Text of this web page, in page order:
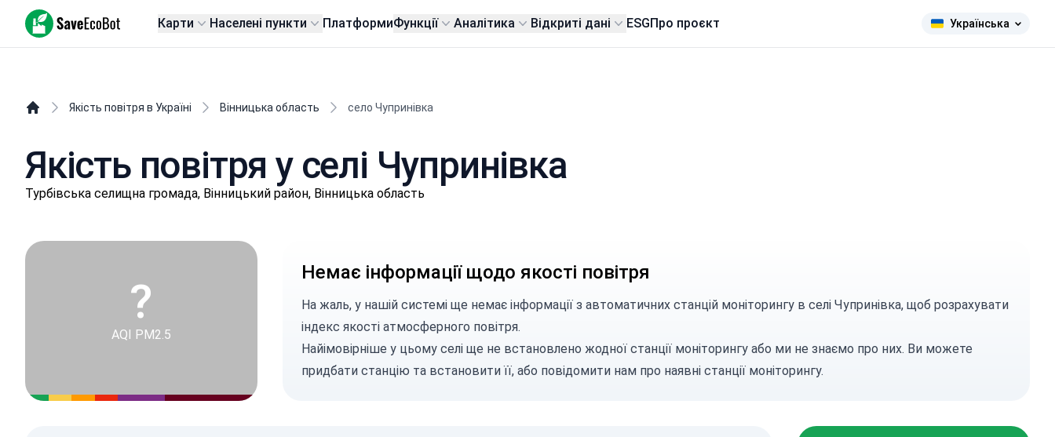
SaveEcoBot Карти Населені пункти ПлатформиФункції Аналітика Відкриті дані ESGПро проєкт Українська
Якість повітря в Україні Вінницька область село Чупринівка
Якість повітря у селі Чупринівка
Туpбівськa селищнa громада, Вінницький район, Вінницька область
?
AQI PM2.5
Немає інформації щодо якості повітря
На жаль, у нашій системі ще немає інформації з автоматичних станцій моніторингу в селі Чупринівка, щоб розрахувати
індекс якості атмосферного повітря.
Найімовірніше у цьому селі ще не встановлено жодної станції моніторингу або ми не знаємо про них. Ви можете
придбати станцію та встановити її, або повідомити нампро наявні станції моніторингу.